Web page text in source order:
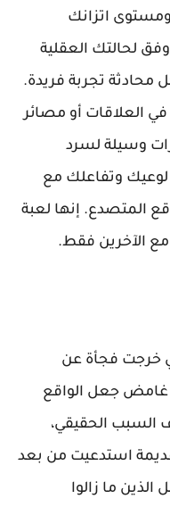
ومستوى اتزانك
لحالتك العقلية
تجربة فريدة.
العلاقات أو مصائر
وسيلة لسرد
وتفاعلك مع
المتصدع. إنها لعبة
الآخرين فقط.
خرجت فجأة عن
غامض جعل الواقع
السبب الحقيقي،
استدعيت من بعد
ما زالوا